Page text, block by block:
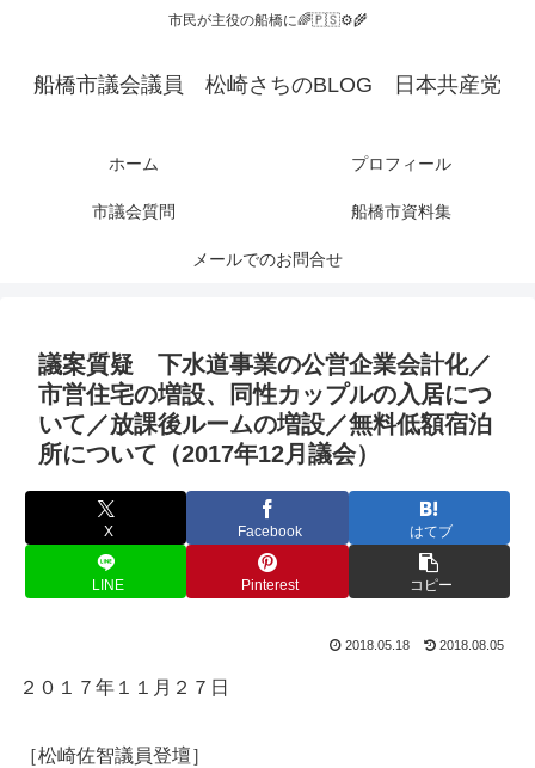
市民が主役の船橋に🌈🇵🇸⚙️🌾
船橋市議会議員 松崎さちのBLOG 日本共産党
ホーム プロフィール
市議会質問 船橋市資料集
メールでのお問合せ
議案質疑 下水道事業の公営企業会計化／
市営住宅の増設、同性カップルの入居につ
いて／放課後ルームの増設／無料低額宿泊
所について（2017年12月議会）
X Facebook はてブ
LINE Pinterest コピー
2018.05.18 2018.08.05
２０１７年１１月２７日
［松崎佐智議員登壇］